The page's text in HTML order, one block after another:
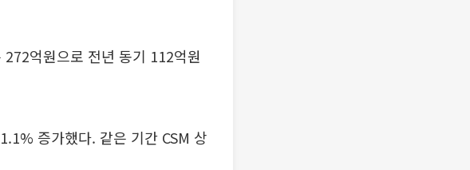
억원으로 전년 동기 112억원
증가했다. 같은 기간 CSM 상